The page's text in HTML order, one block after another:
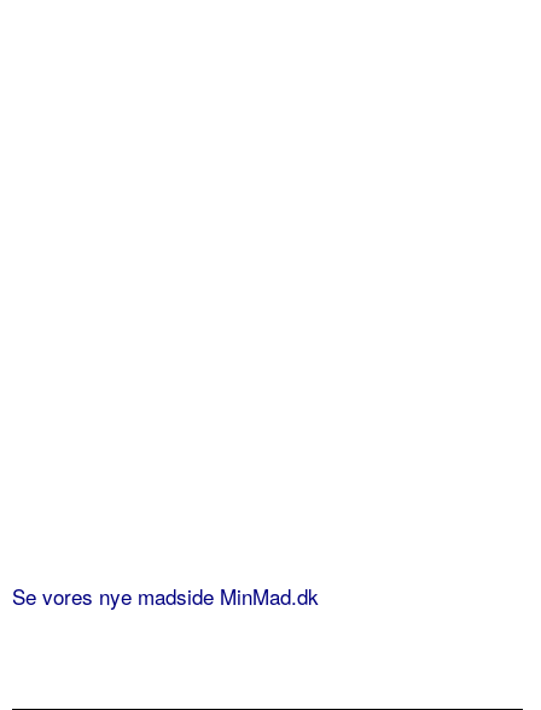
Se vores nye madside MinMad.dk